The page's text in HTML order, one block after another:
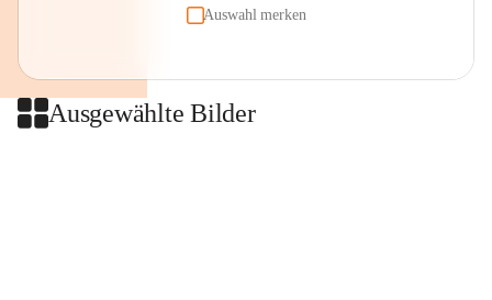
Auswahl merken
Ausgewählte Bilder